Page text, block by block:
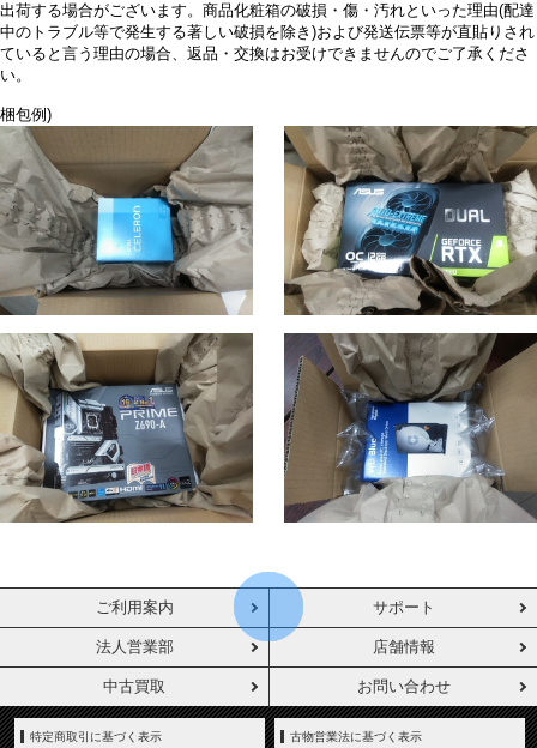
出荷する場合がございます。商品化粧箱の破損・傷・汚れといった理由(配達
中のトラブル等で発生する著しい破損を除き)および発送伝票等が直貼りされ
ていると言う理由の場合、返品・交換はお受けできませんのでご了承くださ
い。
梱包例)
ご利用案内 サポート
法人営業部 店舗情報
中古買取 お問い合わせ
特定商取引に基づく表示 古物営業法に基づく表示